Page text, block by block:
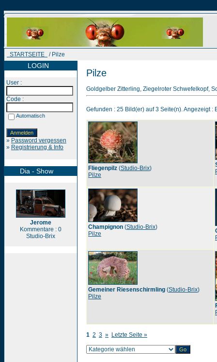
STARTSEITE / Pilze
LOGIN
User :
Code :
Automatisch
» Password vergessen
» Registrierung & Info
Dia - Show
Jerome
Kommentare : 0
Studio-Brix
Pilze
Goldgelber Zitterling, Ziegelroter Schwefelkopf,
Gefunden : 25 Bild(er) auf 3 Seite(n). Angezeigt :
Fliegenpilz (Studio-Brix)
Pilze
Champignon (Studio-Brix)
Pilze
Gemeiner Riesenschirmling (Studio-Brix)
Pilze
1 2 3 » Letzte Seite »